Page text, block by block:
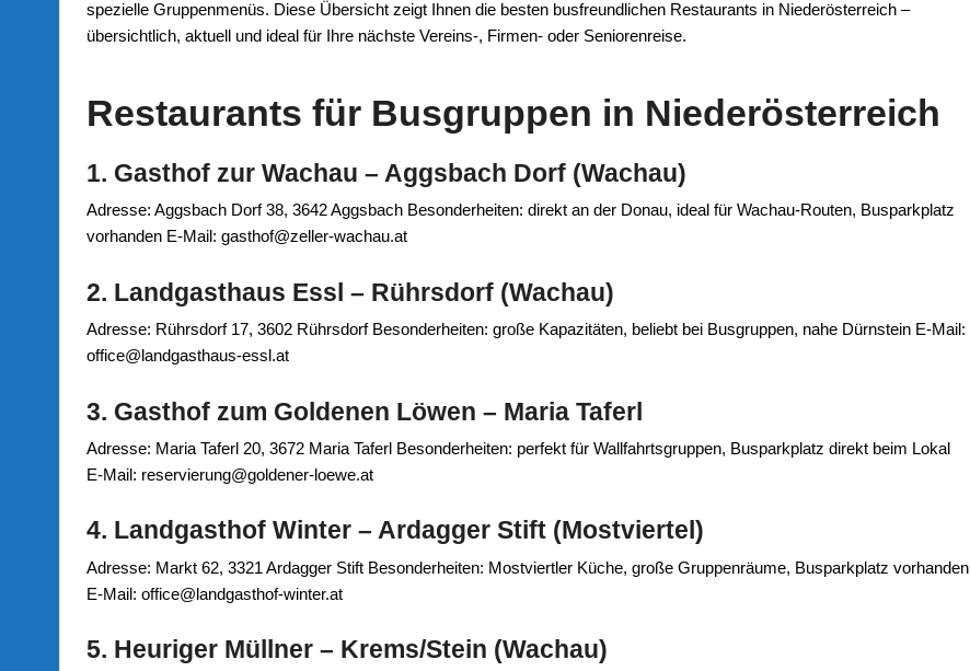
spezielle Gruppenmenüs. Diese Übersicht zeigt Ihnen die besten busfreundlichen Restaurants in Niederösterreich –
übersichtlich, aktuell und ideal für Ihre nächste Vereins-, Firmen- oder Seniorenreise.
Restaurants für Busgruppen in Niederösterreich
1. Gasthof zur Wachau – Aggsbach Dorf (Wachau)
Adresse: Aggsbach Dorf 38, 3642 Aggsbach Besonderheiten: direkt an der Donau, ideal für Wachau‑Routen, Busparkplatz
vorhanden E‑Mail: gasthof@zeller-wachau.at
2. Landgasthaus Essl – Rührsdorf (Wachau)
Adresse: Rührsdorf 17, 3602 Rührsdorf Besonderheiten: große Kapazitäten, beliebt bei Busgruppen, nahe Dürnstein E‑Mail:
office@landgasthaus-essl.at
3. Gasthof zum Goldenen Löwen – Maria Taferl
Adresse: Maria Taferl 20, 3672 Maria Taferl Besonderheiten: perfekt für Wallfahrtsgruppen, Busparkplatz direkt beim Lokal
E‑Mail: reservierung@goldener-loewe.at
4. Landgasthof Winter – Ardagger Stift (Mostviertel)
Adresse: Markt 62, 3321 Ardagger Stift Besonderheiten: Mostviertler Küche, große Gruppenräume, Busparkplatz vorhanden
E‑Mail: office@landgasthof-winter.at
5. Heuriger Müllner – Krems/Stein (Wachau)